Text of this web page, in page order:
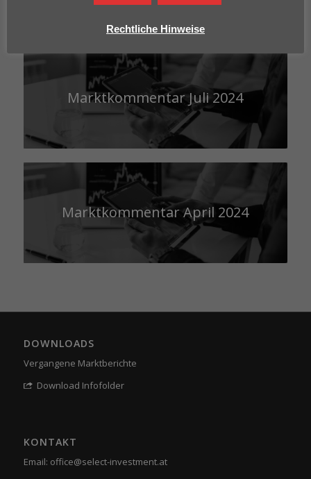
Marktkommentar Juli 2024
Marktkommentar April 2024
DOWNLOADS
Vergangene Marktberichte
Download Infofolder
KONTAKT
Email: office@select-investment.at
Rechtliche Hinweise